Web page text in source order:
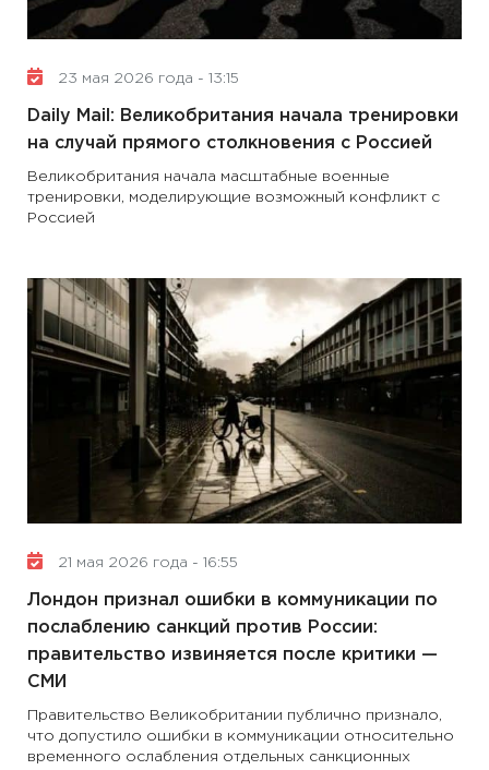
23 мая 2026 года - 13:15
Daily Mail: Великобритания начала тренировки
на случай прямого столкновения с Россией
Великобритания начала масштабные военные
тренировки, моделирующие возможный конфликт с
Россией
21 мая 2026 года - 16:55
Лондон признал ошибки в коммуникации по
послаблению санкций против России:
правительство извиняется после критики —
СМИ
Правительство Великобритании публично признало,
что допустило ошибки в коммуникации относительно
временного ослабления отдельных санкционных